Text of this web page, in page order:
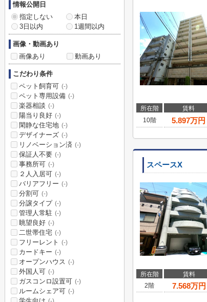
所在階 賃料
10階
5.897万円
スペースX
所在階 賃料
2階
7.568万円
情報公開日
指定しない
本日
3日以内
1週間以内
画像・動画あり
画像あり
動画あり
こだわり条件
ペット飼育可 (-)
ペット専用設備 (-)
楽器相談 (-)
陽当り良好 (-)
閑静な住宅地 (-)
デザイナーズ (-)
リノベーション済 (-)
保証人不要 (-)
事務所可 (-)
２人入居可 (-)
バリアフリー (-)
分割可 (-)
分譲タイプ (-)
管理人常駐 (-)
眺望良好 (-)
二世帯住宅 (-)
フリーレント (-)
カードキー (-)
オープンハウス (-)
外国人可 (-)
ガスコンロ設置可 (-)
ルームシェア可 (-)